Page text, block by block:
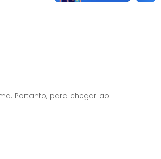
Portanto, para chegar ao